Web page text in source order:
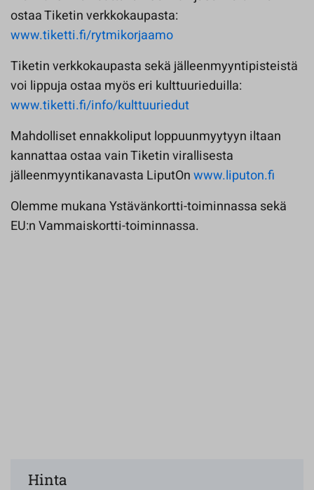
ostaa Tiketin verkkokaupasta:
www.tiketti.fi/rytmikorjaamo
Tiketin verkkokaupasta sekä jälleenmyyntipisteistä
voi lippuja ostaa myös eri kulttuurieduilla:
www.tiketti.fi/info/kulttuuriedut
Mahdolliset ennakkoliput loppuunmyytyyn iltaan
kannattaa ostaa vain Tiketin virallisesta
jälleenmyyntikanavasta LiputOnwww.liputon.fi
Olemme mukana Ystävänkortti-toiminnassa sekä
EU:n Vammaiskortti-toiminnassa.
Hinta